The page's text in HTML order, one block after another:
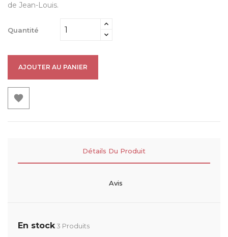
de Jean-Louis.
Quantité
AJOUTER AU PANIER

Détails Du Produit
Avis
En stock3 Produits